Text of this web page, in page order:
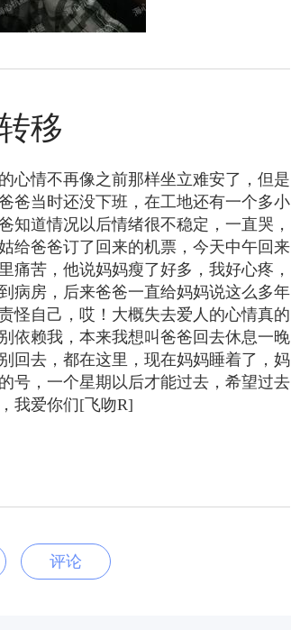
移
心情不再像之前那样坐立难安了，但是
爸当时还没下班，在工地还有一个多小
知道情况以后情绪很不稳定，一直哭，
给爸爸订了回来的机票，今天中午回来
痛苦，他说妈妈瘦了好多，我好心疼，
病房，后来爸爸一直给妈妈说这么多年
怪自己，哎！大概失去爱人的心情真的
依赖我，本来我想叫爸爸回去休息一晚
回去，都在这里，现在妈妈睡着了，妈
号，一个星期以后才能过去，希望过去
我爱你们[飞吻R]
评论